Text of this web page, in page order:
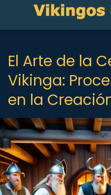
El Arte de la
Vikinga:
en la